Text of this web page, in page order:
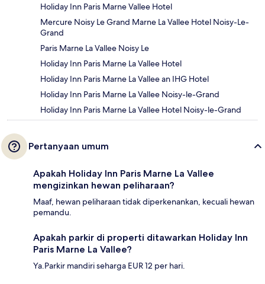
Holiday Inn Paris Marne Vallee Hotel
Mercure Noisy Le Grand Marne La Vallee Hotel Noisy-Le-
Grand
Paris Marne La Vallee Noisy Le
Holiday Inn Paris Marne La Vallee Hotel
Holiday Inn Paris Marne La Vallee an IHG Hotel
Holiday Inn Paris Marne La Vallee Noisy-le-Grand
Holiday Inn Paris Marne La Vallee Hotel Noisy-le-Grand
Pertanyaan umum
Apakah Holiday Inn Paris Marne La Vallee
mengizinkan hewan peliharaan?
Maaf, hewan peliharaan tidak diperkenankan, kecuali hewan
pemandu.
Apakah parkir di properti ditawarkan Holiday Inn
Paris Marne La Vallee?
Ya.Parkir mandiri seharga EUR 12 per hari.